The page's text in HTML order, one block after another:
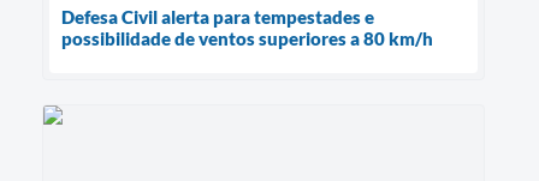
Defesa Civil alerta para tempestades e
possibilidade de ventos superiores a 80 km/h